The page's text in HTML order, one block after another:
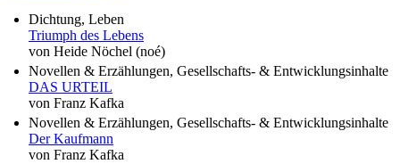
Dichtung, Leben
Triumph des Lebens
von Heide Nöchel (noé)
Novellen & Erzählungen, Gesellschafts- & Entwicklungsinhalte
DAS URTEIL
von Franz Kafka
Novellen & Erzählungen, Gesellschafts- & Entwicklungsinhalte
Der Kaufmann
von Franz Kafka